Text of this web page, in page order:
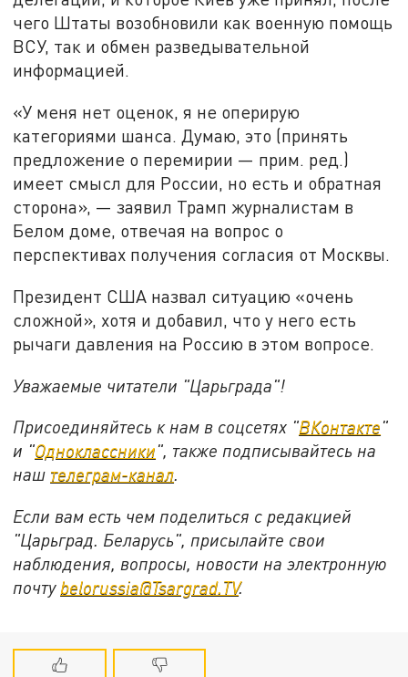
чего Штаты возобновили как военную помощь
ВСУ, так и обмен разведывательной
информацией.
«У меня нет оценок, я не оперирую
категориями шанса. Думаю, это (принять
предложение о перемирии — прим. ред.)
имеет смысл для России, но есть и обратная
сторона», — заявил Трамп журналистам в
Белом доме, отвечая на вопрос о
перспективах получения согласия от Москвы.
Президент США назвал ситуацию «очень
сложной», хотя и добавил, что у него есть
рычаги давления на Россию в этом вопросе.
Уважаемые читатели "Царьграда"!
Присоединяйтесь к нам в соцсетях "ВКонтакте"
и "Одноклассники", также подписывайтесь на
наш телеграм-канал.
Если вам есть чем поделиться с редакцией
"Царьград. Беларусь", присылайте свои
наблюдения, вопросы, новости на электронную
почту belorussia@Tsargrad.TV.